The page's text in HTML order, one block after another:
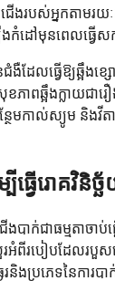
ងរបស់អ្នកតាមរយ
ដៅមុនពេលធ្វើសកម្
ែលធ្វើឱ្យឆ្អឹងខ្សោ
ខភាពឆ្អឹងក្លាយជា
ែមកាល់ស្យូម និងវីត
បីធ្វើរោគវិនិ
ើងបាក់ជាធម្មតាច
ពីរបៀបដែលរបួសក
ងប្រភេទនៃការបា